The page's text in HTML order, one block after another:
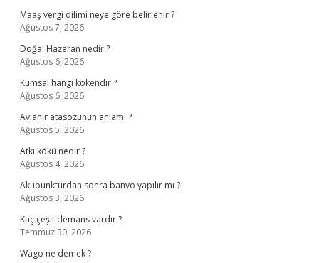
Maaş vergi dilimi neye göre belirlenir ?
Ağustos 7, 2026
Doğal Hazeran nedir ?
Ağustos 6, 2026
Kumsal hangi kökendir ?
Ağustos 6, 2026
Avlanır atasözünün anlamı ?
Ağustos 5, 2026
Atkı kökü nedir ?
Ağustos 4, 2026
Akupunkturdan sonra banyo yapılır mı ?
Ağustos 3, 2026
Kaç çeşit demans vardır ?
Temmuz 30, 2026
Wago ne demek ?